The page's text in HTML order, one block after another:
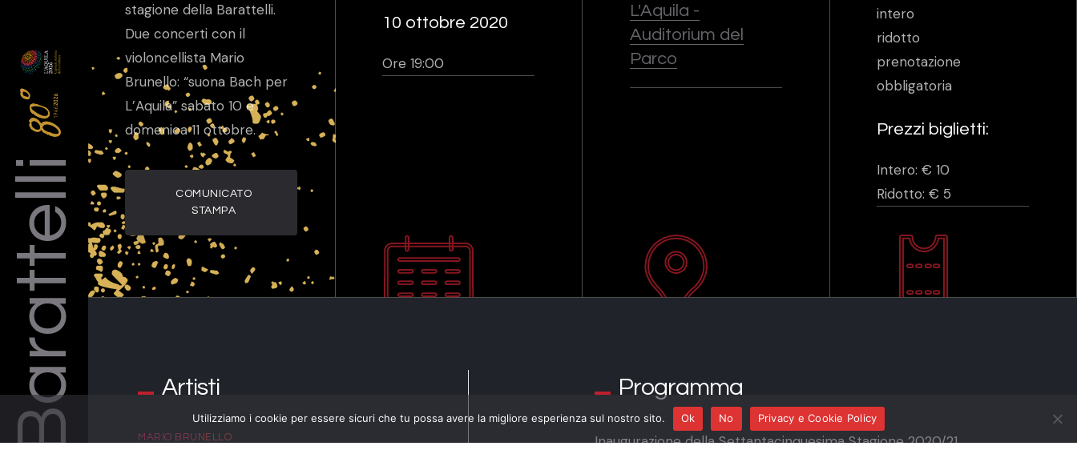
Barattelli
stagione della Barattelli.
Due concerti con il
violoncellista Mario
Brunello: “suona Bach per
L’Aquila” sabato 10 e
domenica 11 ottobre.
COMUNICATO
STAMPA
10 ottobre 2020
Ore 19:00
L'Aquila -
Auditorium del
Parco
intero
ridotto
prenotazione
obbligatoria
Prezzi biglietti:
Intero: € 10
Ridotto: € 5
Artisti
MARIO BRUNELLO
Programma
Inaugurazione della Settantacinquesima Stagione 2020/21
Utilizziamo i cookie per essere sicuri che tu possa avere la migliore esperienza sul nostro sito. Ok No Privacy e Cookie Policy